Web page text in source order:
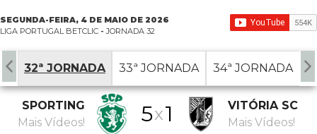
SEGUNDA-FEIRA, 4 DE MAIO DE 2026
LIGA PORTUGAL BETCLIC -JORNADA 32
32ª JORNADA 33ª JORNADA 34ª JORNADA
SPORTING
Mais Vídeos!
5x1
VITÓRIA SC
Mais Vídeos!